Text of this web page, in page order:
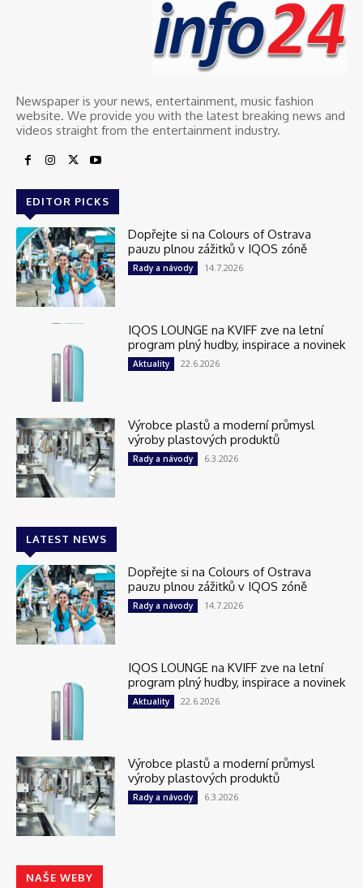
Newspaper is your news, entertainment, music fashion
website. We provide you with the latest breaking news and
videos straight from the entertainment industry.
EDITOR PICKS
Dopřejte si na Colours of Ostrava
pauzu plnou zážitků v IQOS zóně
Rady a návody 14.7.2026
IQOS LOUNGE na KVIFF zve na letní
program plný hudby, inspirace a novinek
Aktuality 22.6.2026
Výrobce plastů a moderní průmysl
výroby plastových produktů
Rady a návody 6.3.2026
LATEST NEWS
Dopřejte si na Colours of Ostrava
pauzu plnou zážitků v IQOS zóně
Rady a návody 14.7.2026
IQOS LOUNGE na KVIFF zve na letní
program plný hudby, inspirace a novinek
Aktuality 22.6.2026
Výrobce plastů a moderní průmysl
výroby plastových produktů
Rady a návody 6.3.2026
NAŠE WEBY